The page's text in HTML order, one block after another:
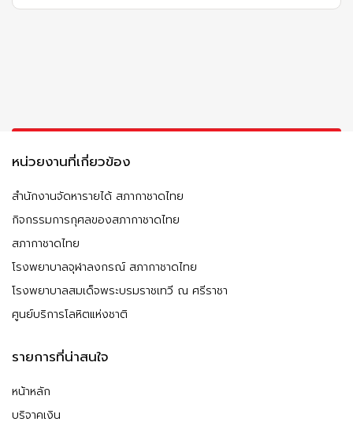
หน่วยงานที่เกี่ยวข้อง
สำนักงานจัดหารายได้ สภากาชาดไทย
กิจกรรมการกุศลของสภากาชาดไทย
สภากาชาดไทย
โรงพยาบาลจุฬาลงกรณ์ สภากาชาดไทย
โรงพยาบาลสมเด็จพระบรมราชเทวี ณ ศรีราชา
ศูนย์บริการโลหิตแห่งชาติ
รายการที่น่าสนใจ
หน้าหลัก
บริจาคเงิน